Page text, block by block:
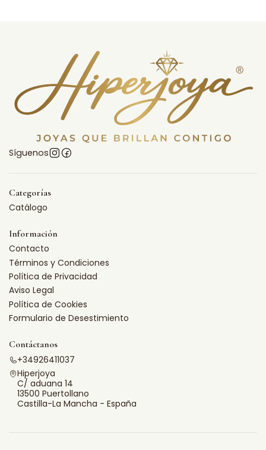
Síguenos
Categorías
Catálogo
Información
Contacto
Términos y Condiciones
Política de Privacidad
Aviso Legal
Política de Cookies
Formulario de Desestimiento
Contáctanos
+34926411037
Hiperjoya
C/ aduana 14
13500 Puertollano
Castilla-La Mancha - España